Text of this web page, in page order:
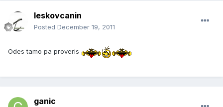
leskovcanin
Posted December 19, 2011
Odes tamo pa proveris
ganic